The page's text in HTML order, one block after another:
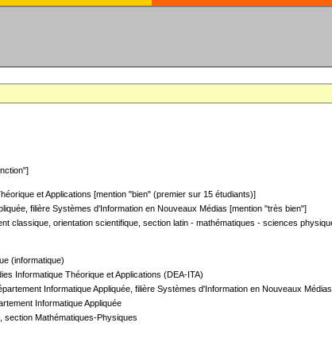
et Applications [mention "bien" (premier sur 15 étudiants)]
filière Systèmes d'Information en Nouveaux Médias [mention "très bien"]
classique, orientation scientifique, section latin - mathématiques - sciences
(informatique)
Informatique Théorique et Applications (DEA-ITA)
Informatique Appliquée, filière Systèmes d'Information en Nouveaux Médias
Informatique Appliquée
section Mathématiques-Physiques